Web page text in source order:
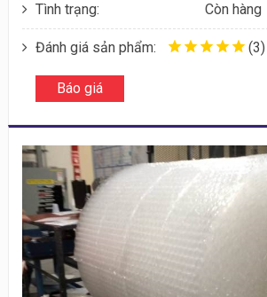
Tình trạng: Còn hàng
Đánh giá sản phẩm: (3)
Báo giá